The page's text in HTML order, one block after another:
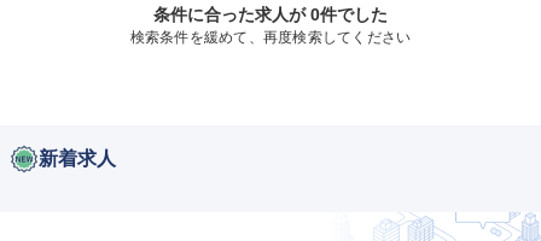
条件に合った求人が 0件でした
検索条件を緩めて、再度検索してください
新着求人